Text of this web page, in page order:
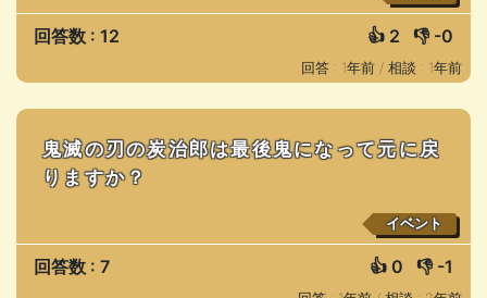
回答数 : 12 👍 2 👎 -0
回答 : 1年前 / 相談 : 1年前
鬼滅の刃の炭治郎は最後鬼になって元に戻
りますか？
イベント
回答数 : 7 👍 0 👎 -1